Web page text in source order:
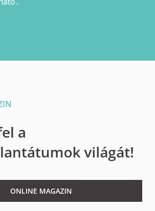
a
világát!
ONLINE MAGAZIN